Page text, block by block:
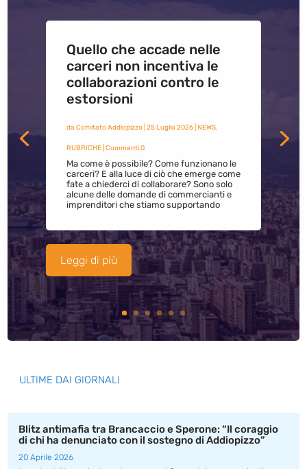
Quello che accade nelle
carceri non incentiva le
collaborazioni contro le
estorsioni
da Comitato Addiopizzo| 25 Luglio 2026| NEWS,
RUBRICHE| Commenti 0
Ma come è possibile? Come funzionano le
carceri? E alla luce di ciò che emerge come
fate a chiederci di collaborare? Sono solo
alcune delle domande di commercianti e
imprenditori che stiamo supportando
Leggi di più
ULTIME DAI GIORNALI
Blitz antimafia tra Brancaccio e Sperone: “Il coraggio
di chi ha denunciato con il sostegno di Addiopizzo”
20 Aprile 2026